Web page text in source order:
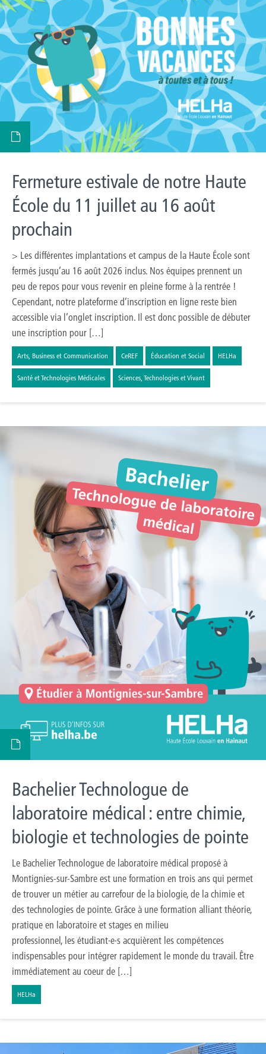
Fermeture estivale de notre Haute
École du 11 juillet au 16 août
prochain
> Les différentes implantations et campus de la Haute École sont
fermés jusqu’au 16 août 2026 inclus. Nos équipes prennent un
peu de repos pour vous revenir en pleine forme à la rentrée !
Cependant, notre plateforme d’inscription en ligne reste bien
accessible via l’onglet inscription. Il est donc possible de débuter
une inscription pour […]
Arts, Business et Communication CeREF Éducation et Social HELHa
Santé et Technologies Médicales Sciences, Technologies et Vivant
Bachelier Technologue de
laboratoire médical : entre chimie,
biologie et technologies de pointe
Le Bachelier Technologue de laboratoire médical proposé à
Montignies-sur-Sambre est une formation en trois ans qui permet
de trouver un métier au carrefour de la biologie, de la chimie et
des technologies de pointe. Grâce à une formation alliant théorie,
pratique en laboratoire et stages en milieu
professionnel, les étudiant·e·s acquièrent les compétences
indispensables pour intégrer rapidement le monde du travail. Être
immédiatement au coeur de […]
HELHa